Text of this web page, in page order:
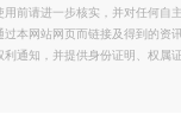
前请进一步核实，并对任何
本网站网页而链接及得到的
通知，并提供身份证明、权